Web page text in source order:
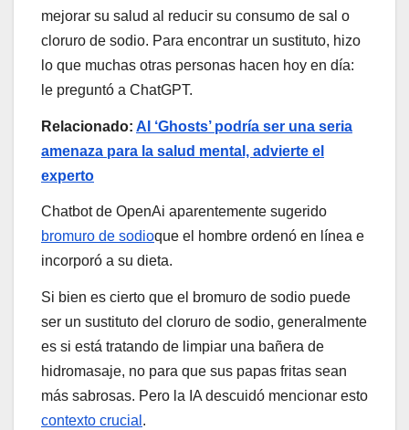
mejorar su salud al reducir su consumo de sal o
cloruro de sodio. Para encontrar un sustituto, hizo
lo que muchas otras personas hacen hoy en día:
le preguntó a ChatGPT.
Relacionado: AI ‘Ghosts’ podría ser una seria
amenaza para la salud mental, advierte el
experto
Chatbot de OpenAi aparentemente sugerido
bromuro de sodioque el hombre ordenó en línea e
incorporó a su dieta.
Si bien es cierto que el bromuro de sodio puede
ser un sustituto del cloruro de sodio, generalmente
es si está tratando de limpiar una bañera de
hidromasaje, no para que sus papas fritas sean
más sabrosas. Pero la IA descuidó mencionar esto
contexto crucial .